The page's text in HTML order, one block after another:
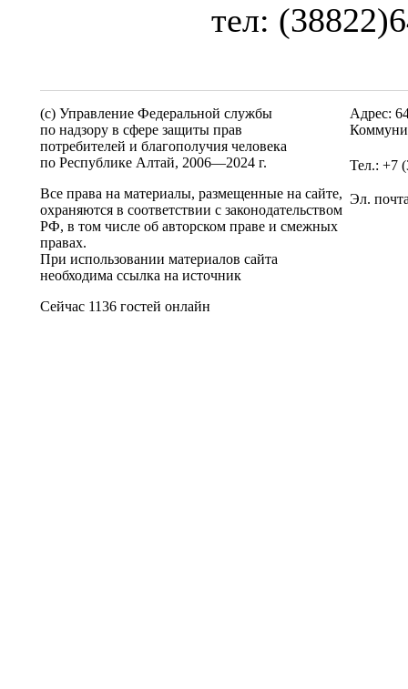
тел:
(c) Управление Федеральной службы
по надзору в сфере защиты прав
потребителей и благополучия человека
по Республике Алтай, 2006—2024 г.
Все права на материалы, размещенные на сайте,
охраняются в соответствии с законодательством
РФ, в том числе об авторском праве и смежных
правах.
При использовании материалов сайта
необходима ссылка на источник
Сейчас 1136 гостей онлайн
Адрес:
Тел.: +7
Эл.